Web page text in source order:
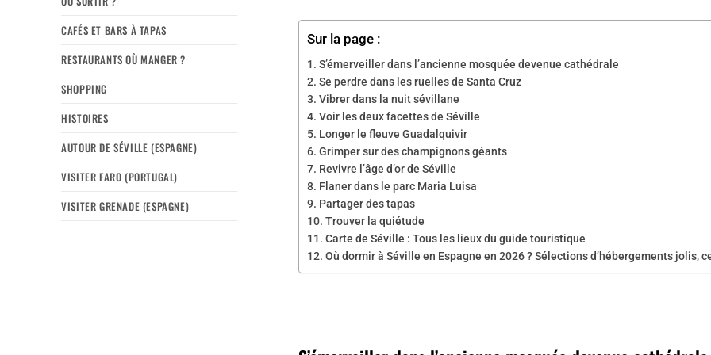
CAFÉS ET BARS À TAPAS
RESTAURANTS OÙ MANGER ?
SHOPPING
HISTOIRES
AUTOUR DE SÉVILLE (ESPAGNE)
VISITER FARO (PORTUGAL)
VISITER GRENADE (ESPAGNE)
Sur la page :
S’émerveiller dans l’ancienne mosquée devenue cathédrale
Se perdre dans les ruelles de Santa Cruz
Vibrer dans la nuit sévillane
Voir les deux facettes de Séville
Longer le fleuve Guadalquivir
Grimper sur des champignons géants
Revivre l’âge d’or de Séville
Flaner dans le parc Maria Luisa
Partager des tapas
Trouver la quiétude
Carte de Séville : Tous les lieux du guide touristique
Où dormir à Séville en Espagne en 2026 ? Sélections d’hébergements jolis,